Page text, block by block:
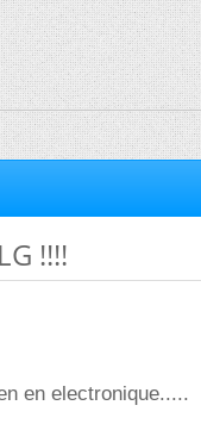
!!!!
en electronique.....